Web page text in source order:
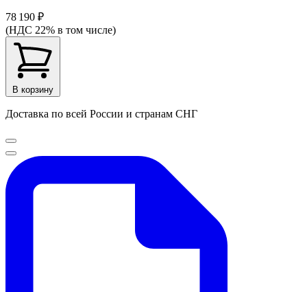
78 190 ₽
(НДС 22% в том числе)
В корзину
Доставка по всей России и странам СНГ